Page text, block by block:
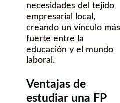
necesidades del tejido
empresarial local,
creando un vínculo más
fuerte entre la
educación y el mundo
laboral.
Ventajas de
estudiar una FP